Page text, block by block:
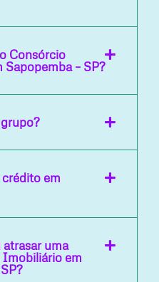
Consórcio
– SP?
crédito em
atrasar uma
Imobiliário em